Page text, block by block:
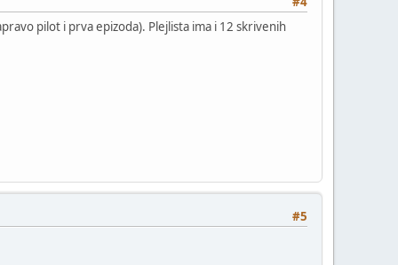
pilot i prva epizoda). Plejlista ima i 12 skrivenih
#5